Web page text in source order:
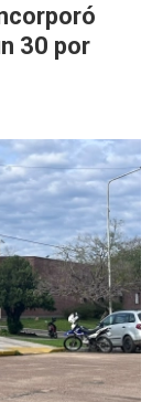
30 por